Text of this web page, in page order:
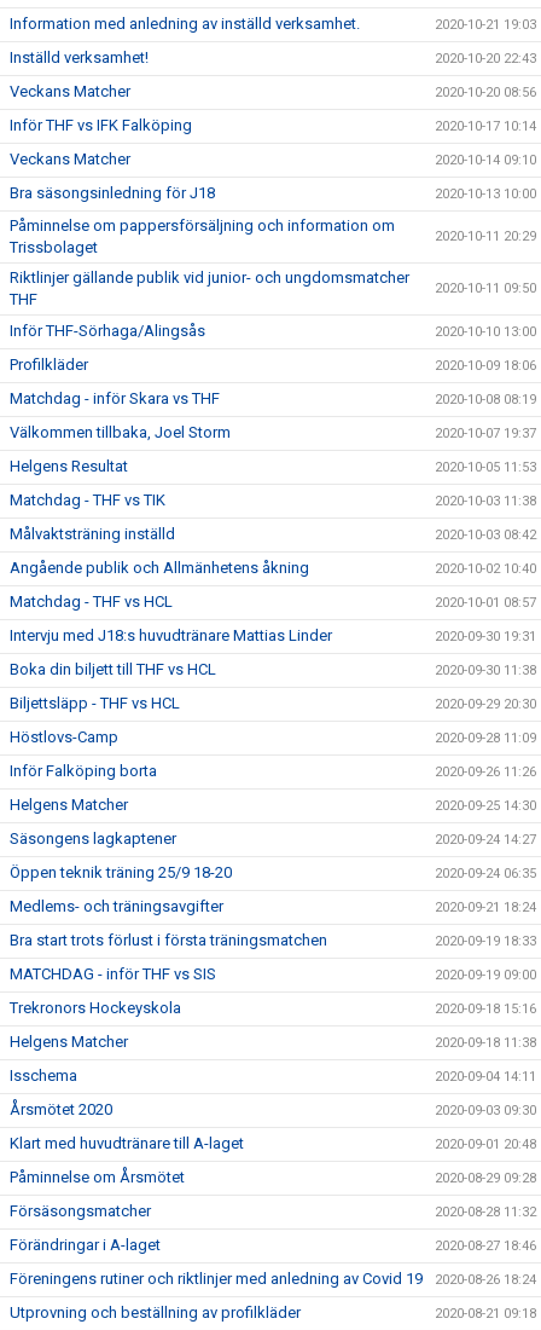
Information med anledning av inställd verksamhet. 2020-10-21 19:03
Inställd verksamhet! 2020-10-20 22:43
Veckans Matcher 2020-10-20 08:56
Inför THF vs IFK Falköping 2020-10-17 10:14
Veckans Matcher 2020-10-14 09:10
Bra säsongsinledning för J18 2020-10-13 10:00
Påminnelse om pappersförsäljning och information om
Trissbolaget
2020-10-11 20:29
Riktlinjer gällande publik vid junior- och ungdomsmatcher
THF
2020-10-11 09:50
Inför THF-Sörhaga/Alingsås 2020-10-10 13:00
Profilkläder 2020-10-09 18:06
Matchdag - inför Skara vs THF 2020-10-08 08:19
Välkommen tillbaka, Joel Storm 2020-10-07 19:37
Helgens Resultat 2020-10-05 11:53
Matchdag - THF vs TIK 2020-10-03 11:38
Målvaktsträning inställd 2020-10-03 08:42
Angående publik och Allmänhetens åkning 2020-10-02 10:40
Matchdag - THF vs HCL 2020-10-01 08:57
Intervju med J18:s huvudtränare Mattias Linder 2020-09-30 19:31
Boka din biljett till THF vs HCL 2020-09-30 11:38
Biljettsläpp - THF vs HCL 2020-09-29 20:30
Höstlovs-Camp 2020-09-28 11:09
Inför Falköping borta 2020-09-26 11:26
Helgens Matcher 2020-09-25 14:30
Säsongens lagkaptener 2020-09-24 14:27
Öppen teknik träning 25/9 18-20 2020-09-24 06:35
Medlems- och träningsavgifter 2020-09-21 18:24
Bra start trots förlust i första träningsmatchen 2020-09-19 18:33
MATCHDAG - inför THF vs SIS 2020-09-19 09:00
Trekronors Hockeyskola 2020-09-18 15:16
Helgens Matcher 2020-09-18 11:38
Isschema 2020-09-04 14:11
Årsmötet 2020 2020-09-03 09:30
Klart med huvudtränare till A-laget 2020-09-01 20:48
Påminnelse om Årsmötet 2020-08-29 09:28
Försäsongsmatcher 2020-08-28 11:32
Förändringar i A-laget 2020-08-27 18:46
Föreningens rutiner och riktlinjer med anledning av Covid 19 2020-08-26 18:24
Utprovning och beställning av profilkläder 2020-08-21 09:18